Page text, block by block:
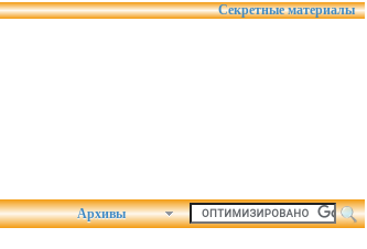
Секретные материалы
Архивы